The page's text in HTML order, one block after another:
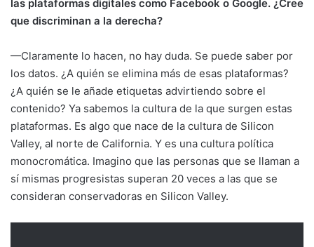
las plataformas digitales como Facebook o Google. ¿Cree
que discriminan a la derecha?
—Claramente lo hacen, no hay duda. Se puede saber por
los datos. ¿A quién se elimina más de esas plataformas?
¿A quién se le añade etiquetas advirtiendo sobre el
contenido? Ya sabemos la cultura de la que surgen estas
plataformas. Es algo que nace de la cultura de Silicon
Valley, al norte de California. Y es una cultura política
monocromática. Imagino que las personas que se llaman a
sí mismas progresistas superan 20 veces a las que se
consideran conservadoras en Silicon Valley.